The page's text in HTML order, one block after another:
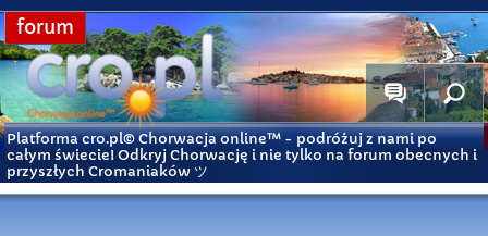
forum
Platforma cro.pl© Chorwacja online™ - podróżuj z nami po
całym świecie! Odkryj Chorwację i nie tylko na forum obecnych i
przyszłych Cromaniaków ツ